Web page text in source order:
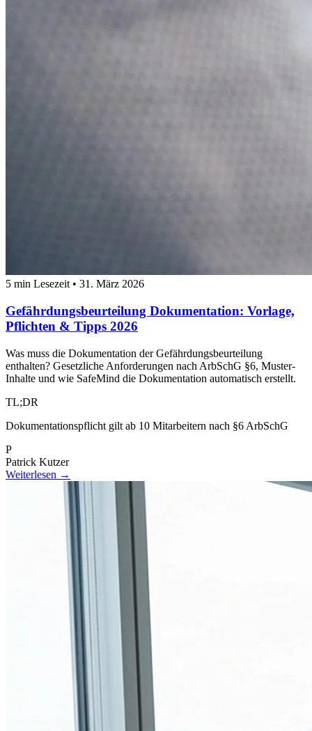
5 min Lesezeit • 31. März 2026
Gefährdungsbeurteilung Dokumentation: Vorlage,
Pflichten & Tipps 2026
Was muss die Dokumentation der Gefährdungsbeurteilung
enthalten? Gesetzliche Anforderungen nach ArbSchG §6, Muster-
Inhalte und wie SafeMind die Dokumentation automatisch erstellt.
TL;DR
Dokumentationspflicht gilt ab 10 Mitarbeitern nach §6 ArbSchG
P
Patrick Kutzer
Weiterlesen →